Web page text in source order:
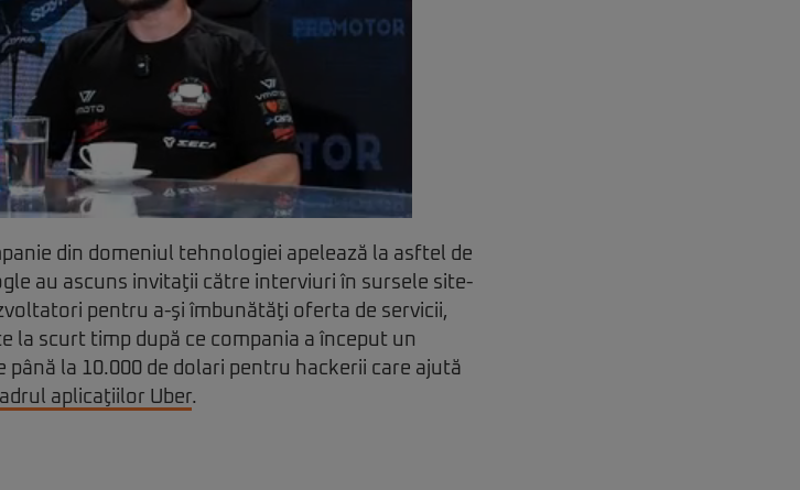
din domeniul tehnologiei apelează la asftel de
au ascuns invitaţii către interviuri în sursele site-
pentru a-şi îmbunătăţi oferta de servicii,
la scurt timp după ce compania a început un
la 10.000 de dolari pentru hackerii care ajută
aplicaţiilor Uber.